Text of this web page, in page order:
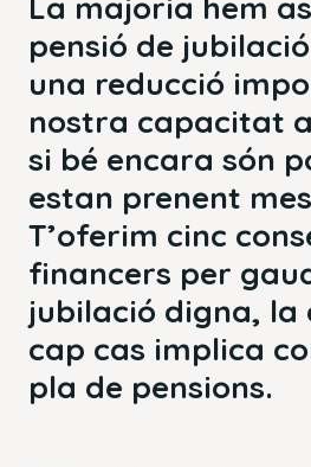
pensió de
una reducció
nostra capacitat
si bé encara són
estan prenent
T’oferim cinc
financers per
jubilació digna, la
cap cas implica
pla de pensions.